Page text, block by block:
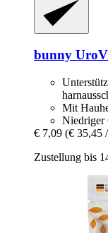
bunny
Mit
Niedriger
€ 7,09 (€ 35,45
Zustellung bis